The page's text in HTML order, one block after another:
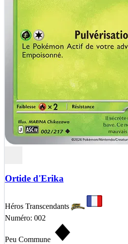
Ortide d'Erika
Héros Transcendants
Numéro: 002
Peu Commune